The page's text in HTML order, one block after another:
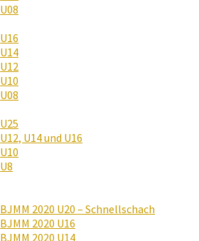
U08
U16
U14
U12
U10
U08
U25
U12, U14 und U16
U10
U8
BJMM 2020 U20 – Schnellschach
BJMM 2020 U16
BJMM 2020 U14